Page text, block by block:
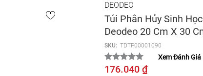
DEODEO
Túi Phân Hủy Sinh
Deodeo 20 Cm X 30
SKU: TDTP00001090
Xem Đánh Giá
176.040 ₫